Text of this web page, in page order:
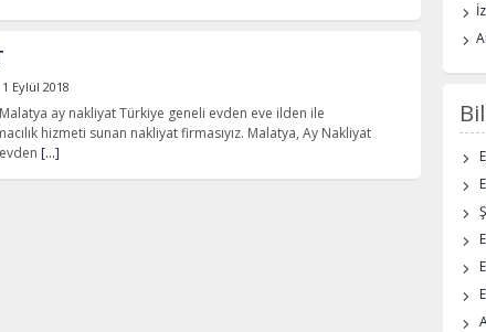
1 Eylül 2018
ay nakliyat Türkiye geneli evden eve ilden ile
hizmeti sunan nakliyat firmasıyız. Malatya, Ay Nakliyat
[…]